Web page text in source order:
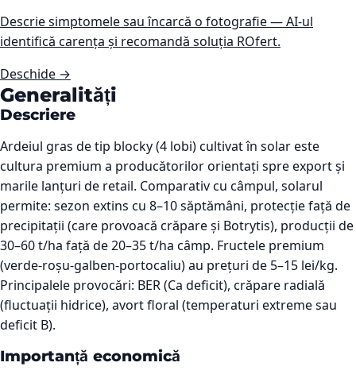
Descrie simptomele sau încarcă o fotografie — AI-ul
identifică carența și recomandă soluția ROfert.
Deschide →
Generalități
Descriere
Ardeiul gras de tip blocky (4 lobi) cultivat în solar este
cultura premium a producătorilor orientați spre export și
marile lanțuri de retail. Comparativ cu câmpul, solarul
permite: sezon extins cu 8–10 săptămâni, protecție față de
precipitații (care provoacă crăpare și Botrytis), producții de
30–60 t/ha față de 20–35 t/ha câmp. Fructele premium
(verde-roșu-galben-portocaliu) au prețuri de 5–15 lei/kg.
Principalele provocări: BER (Ca deficit), crăpare radială
(fluctuații hidrice), avort floral (temperaturi extreme sau
deficit B).
Importanță economică